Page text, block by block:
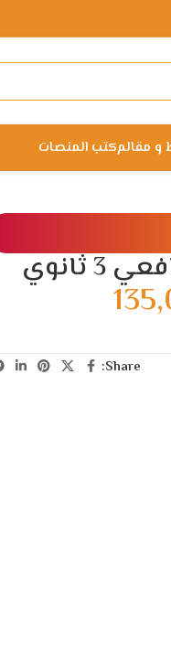
مقالمكتب المنصات
ثانوي
Share: